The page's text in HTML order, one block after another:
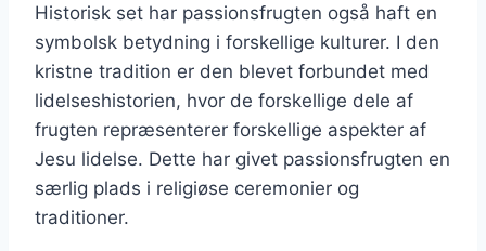
Historisk set har passionsfrugten også haft en
symbolsk betydning i forskellige kulturer. I den
kristne tradition er den blevet forbundet med
lidelseshistorien, hvor de forskellige dele af
frugten repræsenterer forskellige aspekter af
Jesu lidelse. Dette har givet passionsfrugten en
særlig plads i religiøse ceremonier og
traditioner.